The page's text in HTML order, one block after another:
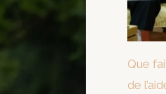
Que
de